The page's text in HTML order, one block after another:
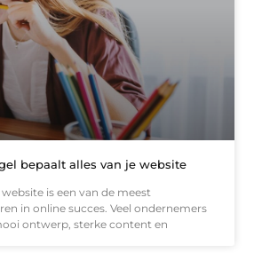
bepaalt alles van je website
is een van de meest
in online succes. Veel ondernemers
ontwerp, sterke content en